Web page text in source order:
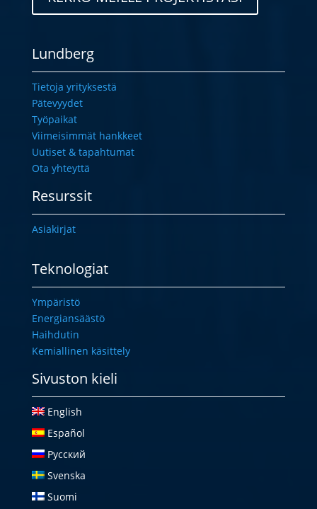
Lundberg
Tietoja yrityksestä
Pätevyydet
Työpaikat
Viimeisimmät hankkeet
Uutiset & tapahtumat
Ota yhteyttä
Resurssit
Asiakirjat
Teknologiat
Ympäristö
Energiansäästö
Haihdutin
Kemiallinen käsittely
Sivuston kieli
English
Español
Русский
Svenska
Suomi